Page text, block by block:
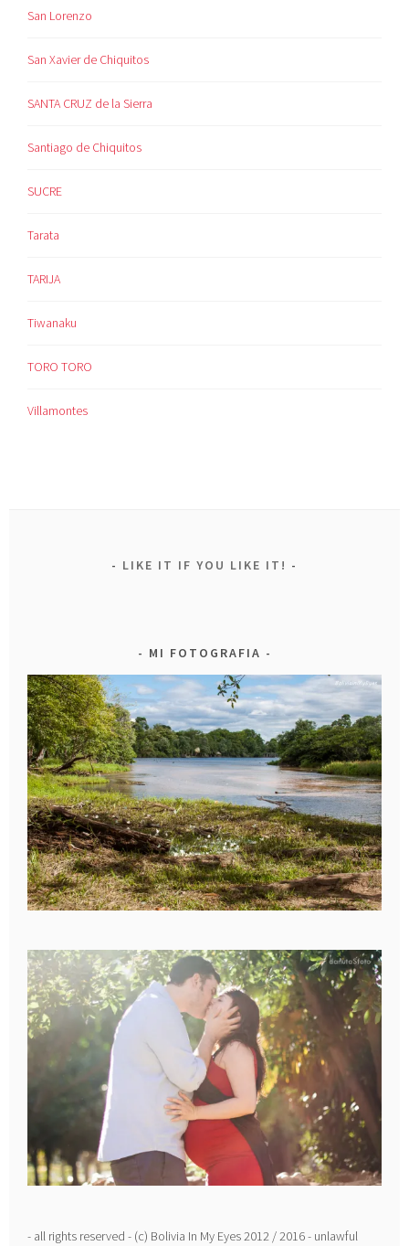
San Lorenzo
San Xavier de Chiquitos
SANTA CRUZ de la Sierra
Santiago de Chiquitos
SUCRE
Tarata
TARIJA
Tiwanaku
TORO TORO
Villamontes
LIKE IT IF YOU LIKE IT!
MI FOTOGRAFIA
- all rights reserved - (c) Bolivia In My Eyes 2012 / 2016 - unlawful